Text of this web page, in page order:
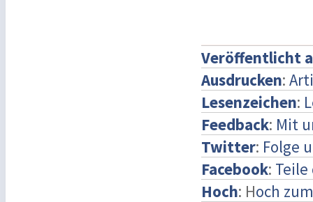
Veröffentlicht
Ausdrucken:
Lesenzeichen:
Feedback: Mit
Twitter: Folge
Facebook:
Hoch: Hoch